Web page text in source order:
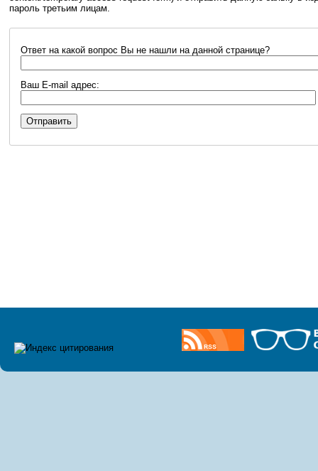
пароль третьим лицам.
Ответ на какой вопрос Вы не нашли на данной странице?
Ваш E-mail адрес: